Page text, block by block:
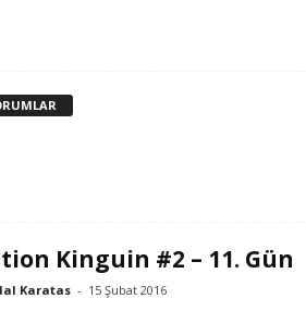
Kinguin #2 – 11. Gün
Karatas - 15 Şubat 2016